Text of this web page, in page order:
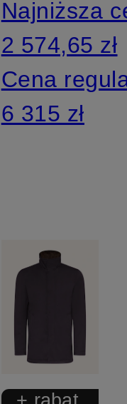
Najniższa
2 574,65 zł
Cena
6 315 zł